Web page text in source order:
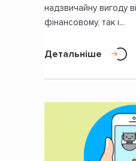
надзвичайну вигоду
фінансовому, так і...
Детальніше